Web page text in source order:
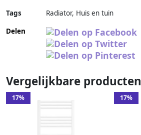
Tags
Radiator, Huis en tuin
Delen
Vergelijkbare producten
17% 17%